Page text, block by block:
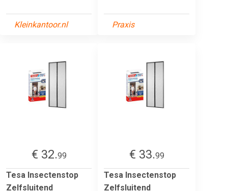
Kleinkantoor.nl Praxis
€ 32.99
Tesa Insectenstop
Zelfsluitend
€ 33.99
Tesa Insectenstop
Zelfsluitend